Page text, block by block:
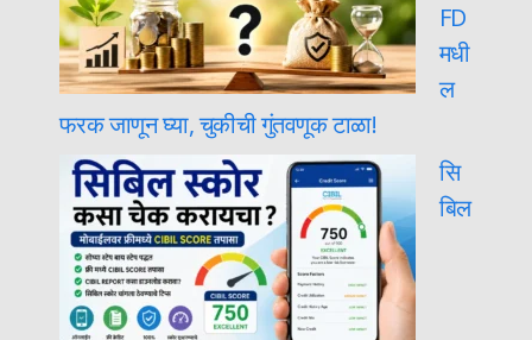
FD
मधी
ल
फरक जाणून घ्या, चुकीची गुंतवणूक टाळा!
सि
बिल